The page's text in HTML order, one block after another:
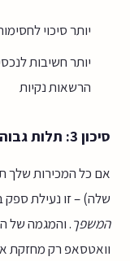
יותר סיכוי
הרשאות נקיות
סיכון 3: תלות גבוהה מדי במערכת אחת
שלה) – זו נעילת
המשפך
וואטסאפ רק מחזקת